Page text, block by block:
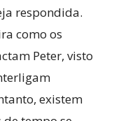
respondida.
como os
Peter, visto
existem